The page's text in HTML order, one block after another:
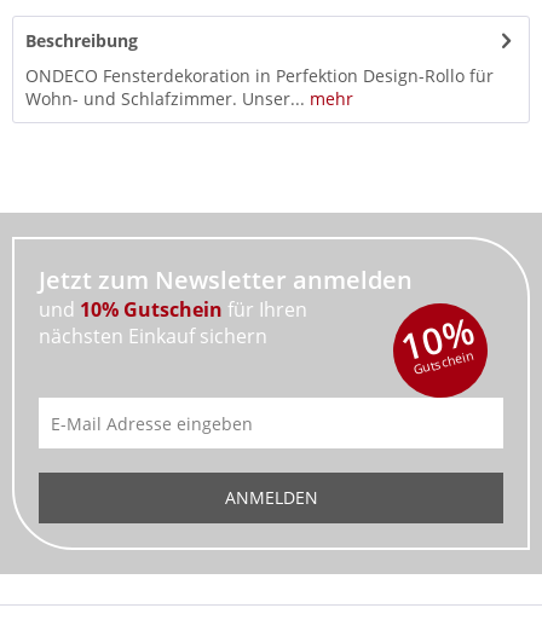
Beschreibung
ONDECO Fensterdekoration in Perfektion Design-Rollo für
Wohn- und Schlafzimmer. Unser... mehr
Jetzt zum Newsletter anmelden
und 10% Gutschein für Ihren
nächsten Einkauf sichern
10%
Gutschein
ANMELDEN